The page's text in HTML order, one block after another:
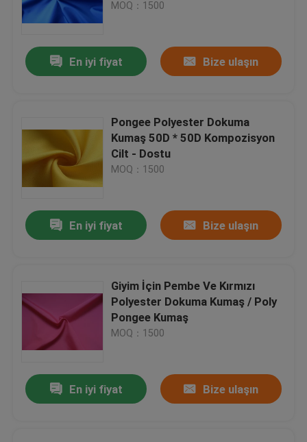
MOQ：1500
En iyi fiyat Bize ulaşın
Pongee Polyester Dokuma
Kumaş 50D * 50D Kompozisyon
Cilt - Dostu
MOQ：1500
En iyi fiyat Bize ulaşın
Giyim İçin Pembe Ve Kırmızı
Polyester Dokuma Kumaş / Poly
Pongee Kumaş
MOQ：1500
En iyi fiyat Bize ulaşın